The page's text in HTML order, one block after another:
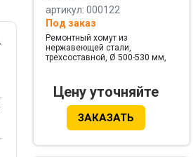
артикул: 000122
Под заказ
Ремонтный хомут из
нержавеющей стали,
трехсоставной, Ø 500-530 мм,
Цену уточняйте
ЗАКАЗАТЬ